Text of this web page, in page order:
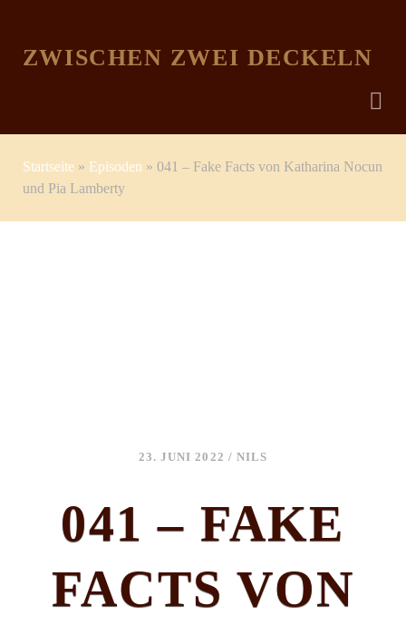
ZWISCHEN ZWEI DECKELN
Startseite» Episoden » 041 – Fake Facts von Katharina Nocun
und Pia Lamberty
23. JUNI 2022 / NILS
041 – FAKE
FACTS VON